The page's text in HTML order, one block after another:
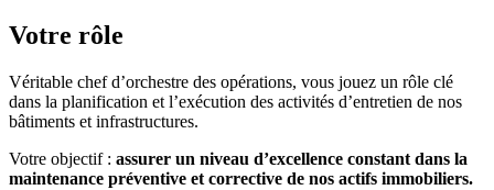
Votre rôle
Véritable chef d’orchestre des opérations, vous jouez un rôle clé
dans la planification et l’exécution des activités d’entretien de nos
bâtiments et infrastructures.
Votre objectif : assurer un niveau d’excellence constant dans la
maintenance préventive et corrective de nos actifs immobiliers.